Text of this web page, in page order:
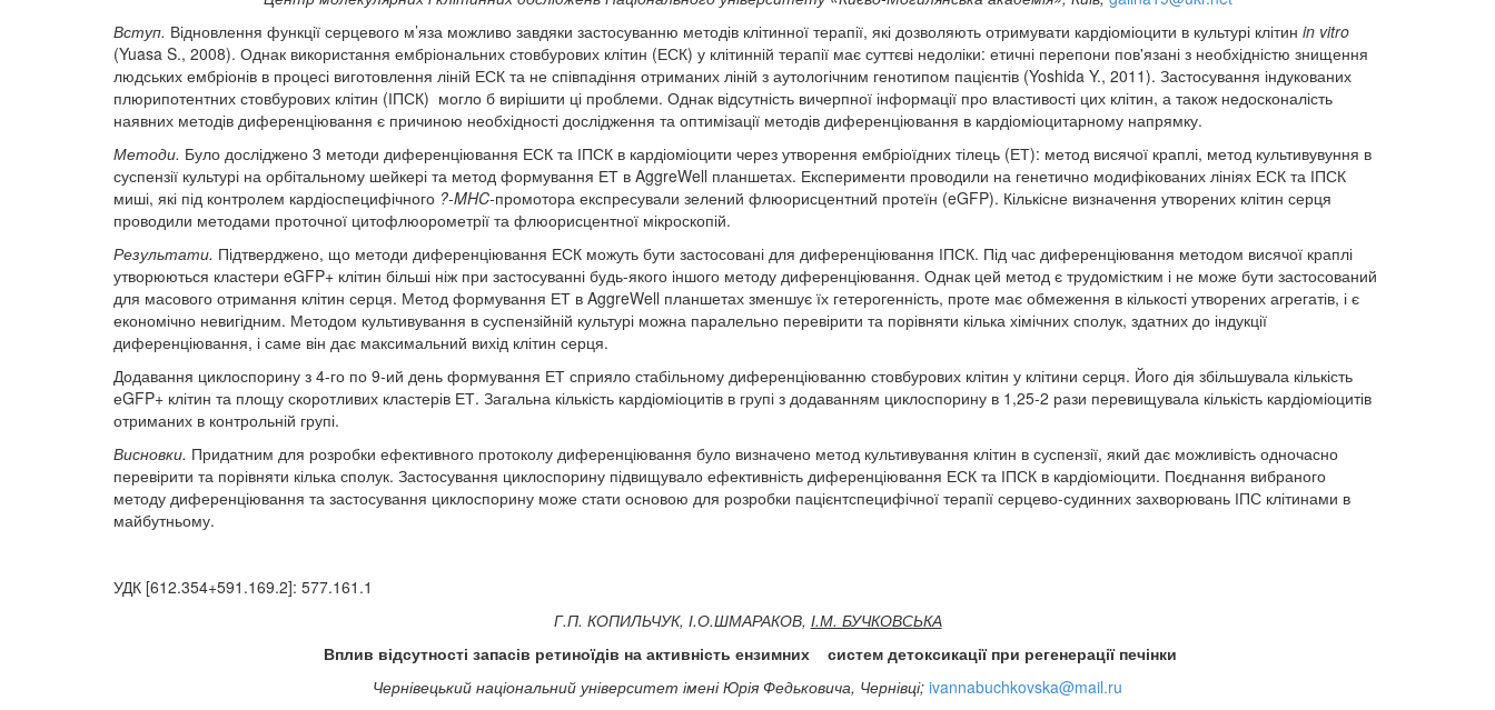
Вступ. Відновлення функції серцевого м’яза можливо завдяки застосуванню методів клітинної терапії, які дозволяють отримувати кардіоміоцити в культурі клітин in vitro
(Yuasa S., 2008). Однак використання ембріональних стовбурових клітин (ЕСК) у клітинній терапії має суттєві недоліки: етичні перепони пов'язані з необхідністю знищення
людських ембріонів в процесі виготовлення ліній ЕСК та не співпадіння отриманих ліній з аутологічним генотипом пацієнтів (Yoshida Y., 2011). Застосування індукованих
плюрипотентних стовбурових клітин (ІПСК) могло б вирішити ці проблеми. Однак відсутність вичерпної інформації про властивості цих клітин, а також недосконалість
наявних методів диференціювання є причиною необхідності дослідження та оптимізації методів диференціювання в кардіоміоцитарному напрямку.
Методи. Було досліджено 3 методи диференціювання ЕСК та ІПСК в кардіоміоцити через утворення ембріоїдних тілець (ЕТ): метод висячої краплі, метод культивувуння в
суспензії культурі на орбітальному шейкері та метод формування ЕТ в AggreWell планшетах. Експерименти проводили на генетично модифікованих лініях ЕСК та ІПСК
миші, які під контролем кардіоспецифічного ?-MHC-промотора експресували зелений флюорисцентний протеїн (eGFP). Кількісне визначення утворених клітин серця
проводили методами проточної цитофлюорометрії та флюорисцентної мікроскопій.
Результати. Підтверджено, що методи диференціювання ЕСК можуть бути застосовані для диференціювання ІПСК. Під час диференціювання методом висячої краплі
утворюються кластери eGFP+ клітин більші ніж при застосуванні будь-якого іншого методу диференціювання. Однак цей метод є трудомістким і не може бути застосований
для масового отримання клітин серця. Метод формування ЕТ в AggreWell планшетах зменшує їх гетерогенність, проте має обмеження в кількості утворених агрегатів, і є
економічно невигідним. Методом культивування в суспензійній культурі можна паралельно перевірити та порівняти кілька хімічних сполук, здатних до індукції
диференціювання, і саме він дає максимальний вихід клітин серця.
Додавання циклоспорину з 4-го по 9-ий день формування ЕТ сприяло стабільному диференціюванню стовбурових клітин у клітини серця. Його дія збільшувала кількість
еGFP+ клітин та площу скоротливих кластерів ЕТ. Загальна кількість кардіоміоцитів в групі з додаванням циклоспорину в 1,25-2 рази перевищувала кількість кардіоміоцитів
отриманих в контрольній групі.
Висновки. Придатним для розробки ефективного протоколу диференціювання було визначено метод культивування клітин в суспензії, який дає можливість одночасно
перевірити та порівняти кілька сполук. Застосування циклоспорину підвищувало ефективність диференціювання ЕСК та ІПСК в кардіоміоцити. Поєднання вибраного
методу диференціювання та застосування циклоспорину може стати основою для розробки пацієнтспецифічної терапії серцево-судинних захворювань ІПС клітинами в
майбутньому.
УДК [612.354+591.169.2]: 577.161.1
Г.П. КОПИЛЬЧУК, І.О.ШМАРАКОВ, І.М. БУЧКОВСЬКА
Вплив відсутності запасів ретиноїдів на активність ензимних систем детоксикації при регенерації печінки
Чернівецький національний університет імені Юрія Федьковича, Чернівці; ivannabuchkovska@mail.ru